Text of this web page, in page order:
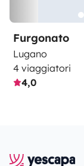
Furgonato
Lugano
4 viaggiatori
4,0